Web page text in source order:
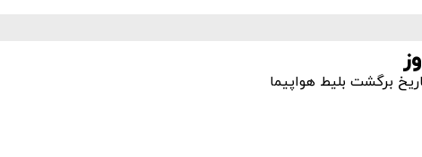
برگشت بلیط هواپیما